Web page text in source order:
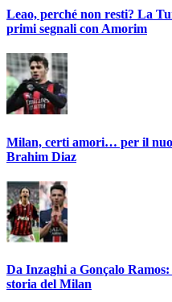
Leao, perché non resti? La
primi segnali con Amorim
Milan, certi amori… per il
Brahim Diaz
Da Inzaghi a Gonçalo
storia del Milan